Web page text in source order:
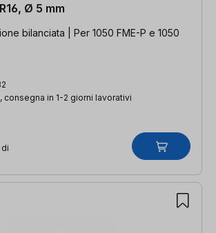
Ø 5 mm
bilanciata | Per 1050 FME-P e 1050
consegna in 1-2 giorni lavorativi